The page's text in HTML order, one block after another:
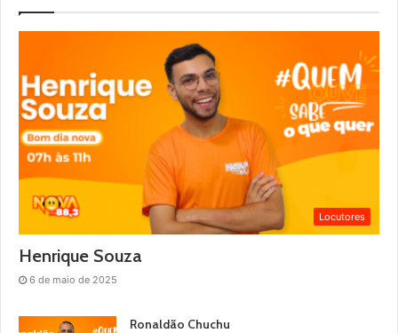
Locutores
Henrique Souza
6 de maio de 2025
Ronaldão Chuchu